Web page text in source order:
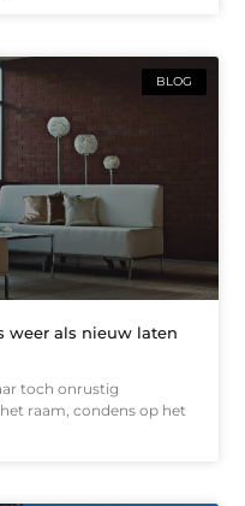
BLOG
weer als nieuw laten
toch onrustig
raam, condens op het